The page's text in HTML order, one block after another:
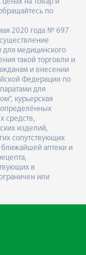
по
2020 года № 697
для медицинского
такой торговли и
и внесении
Федерации по
для
курьерская
определённых
средств,
изделий,
сопутствующих
ближайшей аптеки и
в
или